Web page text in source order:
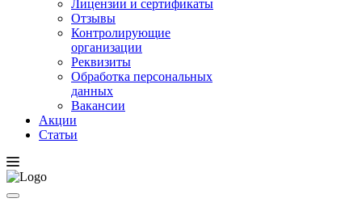
Лицензии и сертификаты
Отзывы
Контролирующие
организации
Реквизиты
Обработка персональных
данных
Вакансии
Акции
Статьи